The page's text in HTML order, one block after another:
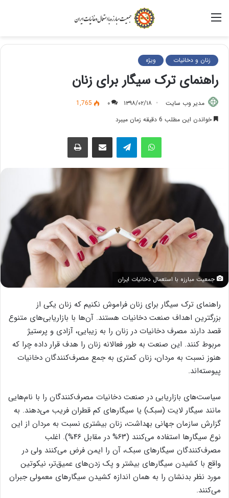
منو
زنان و دخانیات ویژه
راهنمای ترک سیگار برای زنان
مدیر وب سایت ۱۳۹۸/۰۲/۱۸ ۰
1,765
خواندن این مطلب 6 دقیقه زمان میبرد
واتس آپ تلگرام اشتراک گذاری از طریق ایمیل چاپ
جمعیت مبارزه با استعمال دخانیات ایران
راهنمای ترک سیگار برای زنان فراموش نکنیم که زنان یکی از
بزرگترین اهداف صنعت دخانیات هستند. آن‌ها با بازاریابی‌های متنوع
قصد دارند مصرف دخانیات در زنان را به زیبایی، آزادی و پرستیژ
مربوط کنند. این صنعت به طور فعالانه زنان را هدف قرار داده چرا که
هنوز نسبت به مردان، زنان کمتری به جمع مصرف‌کنندگان دخانیات
پیوسته‌اند.
سیاست‌های بازاریابی در صنعت دخانیات مصرف‌کنندگان را با نام‌هایی
مانند سیگار لایت (سبک) یا سیگارهای کم قطران فریب می‌دهند. به
گزارش سازمان جهانی بهداشت، زنان بیشتری نسبت به مردان از این
نوع سیگارها استفاده می‌کنند (۶۳% در مقابل ۴۶%). اغلب
مصرف‌کنندگان سیگارهای سبک، آن را ایمن‌ فرض می‌کنند ولی در
واقع با کشیدن سیگارهای بیشتر و پک‌ زدن‌های عمیق‌تر، نیکوتین
مورد نظر بدنشان را به همان اندازه کشیدن سیگارهای معمولی جبران
می‌کنند.